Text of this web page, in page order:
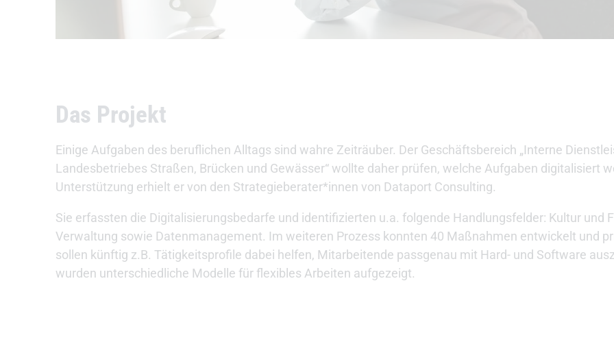
Das Projekt
Einige Aufgaben des beruflichen Alltags sind wahre Zeiträuber. Der Geschäftsbereich „Interne
Landesbetriebes Straßen, Brücken und Gewässer“ wollte daher prüfen, welche Aufgaben digitalisiert
Unterstützung erhielt er von den Strategieberater*innen von Dataport Consulting.
Sie erfassten die Digitalisierungsbedarfe und identifizierten u.a. folgende Handlungsfelder: Kultur und
Verwaltung sowie Datenmanagement. Im weiteren Prozess konnten 40 Maßnahmen entwickelt und
sollen künftig z.B. Tätigkeitsprofile dabei helfen, Mitarbeitende passgenau mit Hard- und Software
wurden unterschiedliche Modelle für flexibles Arbeiten aufgezeigt.